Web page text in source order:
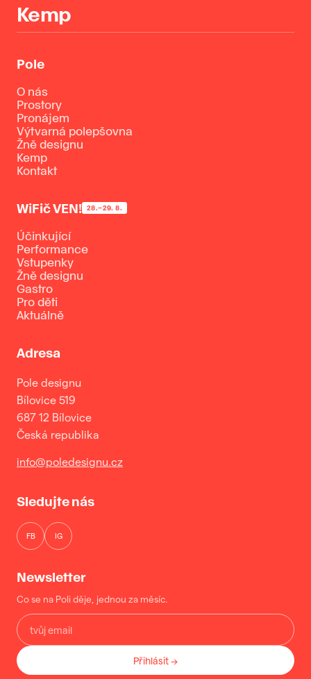
Kemp
Pole
O nás
Prostory
Pronájem
Výtvarná polepšovna
Žně designu
Kemp
Kontakt
WiFič VEN! 28.–29. 8.
Účinkující
Performance
Vstupenky
Žně designu
Gastro
Pro děti
Aktuálně
Adresa
Pole designu
Bílovice 519
687 12 Bílovice
Česká republika
info@poledesignu.cz
Sledujte nás
FB IG
Newsletter
Co se na Poli děje, jednou za měsíc.
Přihlásit →